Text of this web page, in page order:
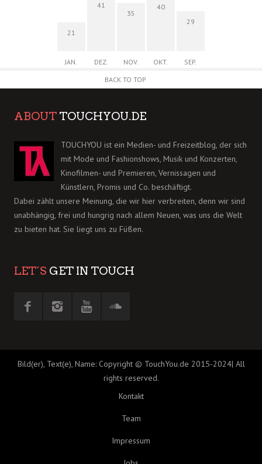
21
JAN.
41
DEZ.
35
NOV.
40
OKT.
29
SEP.
BACK TO TOP
ABOUT TOUCHYOU.DE
TOUCHYOU ist ein Medien- und Freizeitblog, der sich
mit Mode und Fashionshows, Musik und Konzerten,
Kinofilmen- und Premieren, Vernissagen und
Künstlern, Promis und Co. beschäftigt.
Dabei zählt unsere Meinung, die wir hier verbreiten, denn wir sind
unabhängig, frei und hungrig nach allem Neuen, was uns die Welt
zu bieten hat. Sie liegt uns zu Füßen.
LET´S GET IN TOUCH
Bild(er), Text(e), Name: Copyright © TouchYou.de 2015-2024| All
rights reserved.
Kontakt
Team
Impressum